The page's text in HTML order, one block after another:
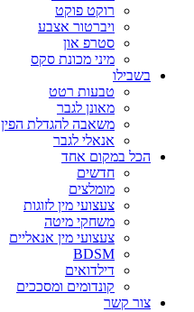
רוקט פוקט
ויברטור אצבע
סטרפ און
מיני מכונת סקס
בשבילו
טבעות רטט
מאונן לגבר
משאבה להגדלת הפין
אנאלי לגבר
הכל במקום אחד
חדשים
מומלצים
צעצועי מין לזוגות
משחקי מיטה
צעצועי מין אנאליים
BDSM
דילדואים
קונדומים ומסככים
צור קשר